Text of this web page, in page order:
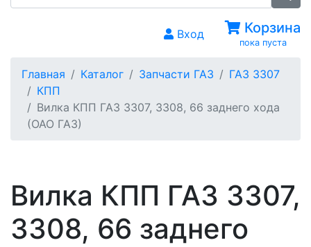
Вход Корзина
пока пуста
Главная Каталог Запчасти ГАЗ
ГАЗ 3307
КПП
Вилка КПП ГАЗ 3307, 3308, 66 заднего хода
(ОАО ГАЗ)
Вилка КПП ГАЗ 3307,
3308, 66 заднего